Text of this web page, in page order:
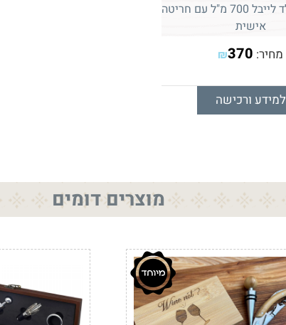
גוני ווקר גולד לייבל 700 מ"ל עם חריטה
אישית
מחיר: ₪370
למידע ורכישה
מוצרים דומים